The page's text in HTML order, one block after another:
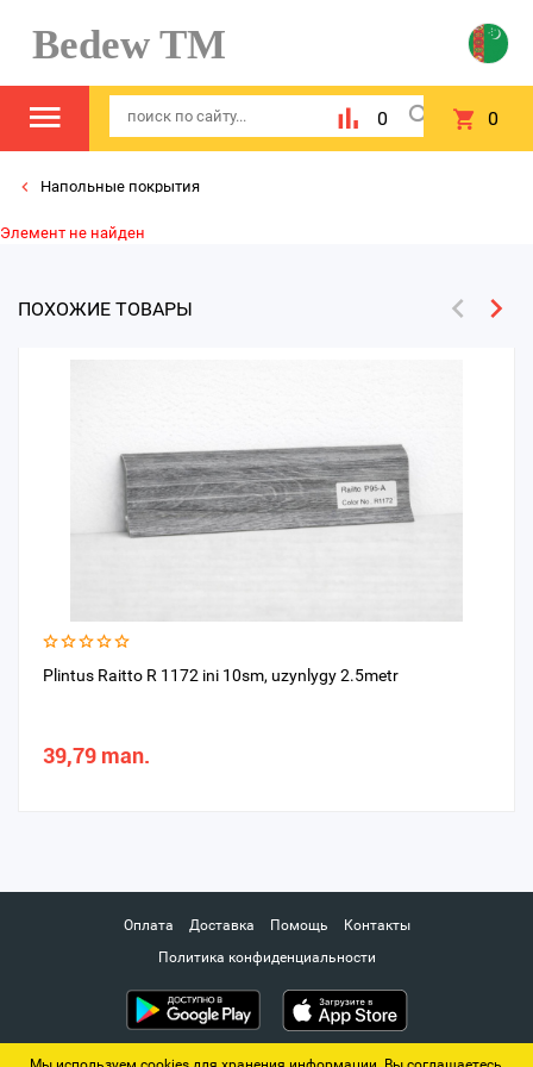
Bedew TM
0 0
Напольные покрытия
Элемент не найден
ПОХОЖИЕ ТОВАРЫ
Plintus Raitto R 1172 ini 10sm, uzynlygy 2.5metr
39,79 man.
Оплата Доставка Помощь
Контакты
Политика конфиденциальности